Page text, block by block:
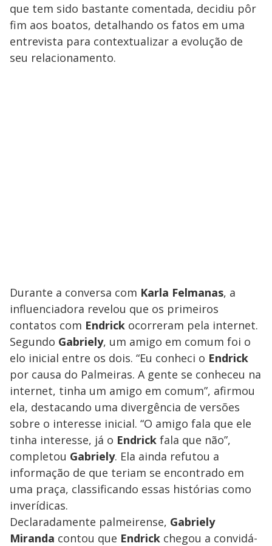
que tem sido bastante comentada, decidiu pôr
fim aos boatos, detalhando os fatos em uma
entrevista para contextualizar a evolução de
seu relacionamento.
Durante a conversa com Karla Felmanas, a
influenciadora revelou que os primeiros
contatos com Endrick ocorreram pela internet.
Segundo Gabriely, um amigo em comum foi o
elo inicial entre os dois. “Eu conheci o Endrick
por causa do Palmeiras. A gente se conheceu na
internet, tinha um amigo em comum”, afirmou
ela, destacando uma divergência de versões
sobre o interesse inicial. “O amigo fala que ele
tinha interesse, já o Endrick fala que não”,
completou Gabriely. Ela ainda refutou a
informação de que teriam se encontrado em
uma praça, classificando essas histórias como
inverídicas.
Declaradamente palmeirense, Gabriely
Miranda contou que Endrick chegou a convidá-